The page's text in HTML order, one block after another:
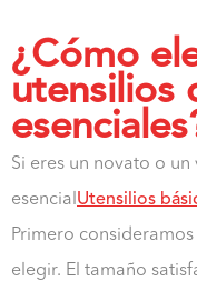
¿Cómo
utensilios
Si eres un novato o
esencial Utensilios
Primero
elegir. El tamaño